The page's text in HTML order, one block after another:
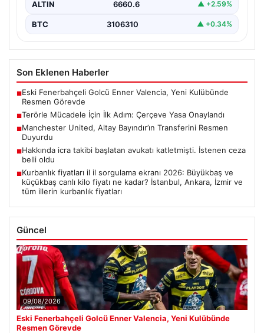
ALTIN 6660.6 ▲ +2.59%
BTC 3106310 ▲ +0.34%
Son Eklenen Haberler
■Eski Fenerbahçeli Golcü Enner Valencia, Yeni Kulübünde
Resmen Görevde
■Terörle Mücadele İçin İlk Adım: Çerçeve Yasa Onaylandı
■Manchester United, Altay Bayındır’ın Transferini Resmen
Duyurdu
■Hakkında icra takibi başlatan avukatı katletmişti. İstenen ceza
belli oldu
■Kurbanlık fiyatları il il sorgulama ekranı 2026: Büyükbaş ve
küçükbaş canlı kilo fiyatı ne kadar? İstanbul, Ankara, İzmir ve
tüm illerin kurbanlık fiyatları
Güncel
09/08/2026
Eski Fenerbahçeli Golcü Enner Valencia, Yeni Kulübünde
Resmen Görevde